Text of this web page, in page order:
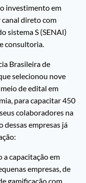
investimento em
direto com
sistema S (SENAI)
consultoria.
Brasileira de
selecionou nove
de edital em
para capacitar 450
colaboradores na
empresas já
a capacitação em
empresas, de
gamificação com